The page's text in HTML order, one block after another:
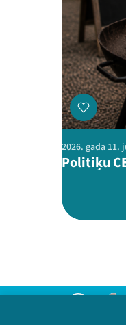
2026. gada 11.
Politiķu